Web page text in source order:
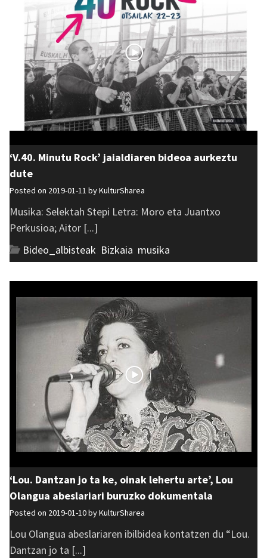
‘V.40. Minutu Rock’ jaialdiaren bideoa aurkeztu
dute
Posted on 2019-01-11 byKulturSharea
Musika: Selektah Stepi Letra: Moro eta Juantxo
Perkusioa; Aitor [...]
Bideo_albisteak Bizkaia musika
‘Lou. Dantzan jo ta ke, oinak lehertu arte’, Lou
Olangua abeslariari buruzko dokumentala
Posted on 2019-01-10 byKulturSharea
Lou Olangua abeslariaren ibilbidea kontatzen du “Lou.
Dantzan jo ta [...]